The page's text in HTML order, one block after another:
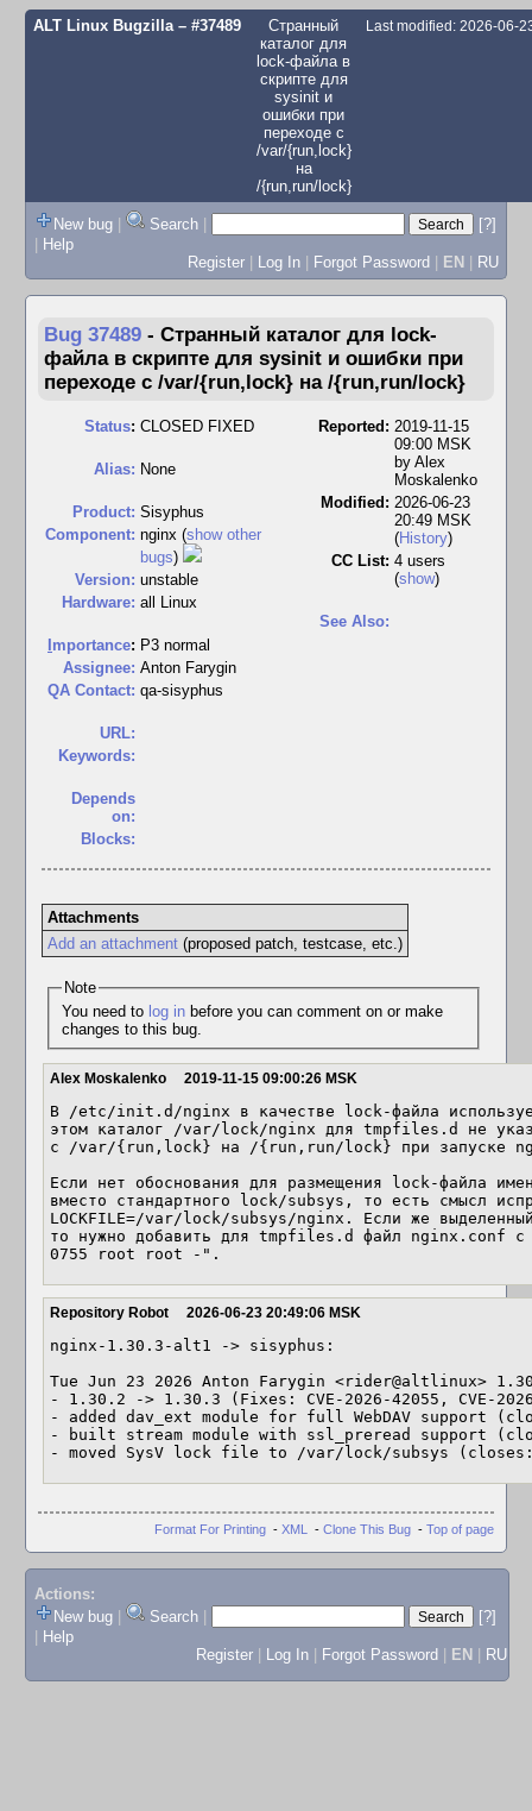
ALT Linux Bugzilla– #37489
Странный
каталог для
lock-файла в
скрипте для
sysinit и
ошибки при
переходе с
/var/{run,lock}
на
/{run,run/lock}
Last modified: 2026-06-
New bug | Search |
[?]
| Help
Register | Log In | Forgot Password | EN | RU
Bug 37489 - Странный каталог для lock-
файла в скрипте для sysinit и ошибки при
переходе с /var/{run,lock} на /{run,run/lock}
Status: CLOSED FIXED
Alias: None
Product: Sisyphus
Component: nginx (show other
bugs)
Version: unstable
Hardware: all Linux
mportance: P3 normal
Assignee: Anton Farygin
QA Contact: qa-sisyphus
URL:
Keywords:
Depends
on:
Blocks:
Reported: 2019-11-15
09:00 MSK
by Alex
Moskalenko
Modified: 2026-06-23
20:49 MSK
(History)
CC List: 4 users
(show)
See Also:
Attachments
Add an attachment(proposed patch, testcase, etc.)
Note
You need to log inbefore you can comment on or make
changes to this bug.
Alex Moskalenko 2019-11-15 09:00:26 MSK
В /etc/init.d/nginx в качестве lock-файла
этом каталог /var/lock/nginx для tmpfiles.d не
с /var/{run,lock} на /{run,run/lock} при запуске
Если нет обоснования для размещения lock-файла
вместо стандартного lock/subsys, то есть смысл
LOCKFILE=/var/lock/subsys/nginx. Если же
то нужно добавить для tmpfiles.d файл nginx.conf
0755 root root -".
Repository Robot 2026-06-23 20:49:06 MSK
nginx-1.30.3-alt1 -> sisyphus:
Tue Jun 23 2026 Anton Farygin <rider@altlinux>
- 1.30.2 -> 1.30.3 (Fixes: CVE-2026-42055, CVE-
- added dav_ext module for full WebDAV support
- built stream module with ssl_preread support
- moved SysV lock file to /var/lock/subsys
Format For Printing - XML - Clone This Bug - Top of page
Actions:
New bug
Search
[?]
Help
Register
Log In Forgot Password EN RU